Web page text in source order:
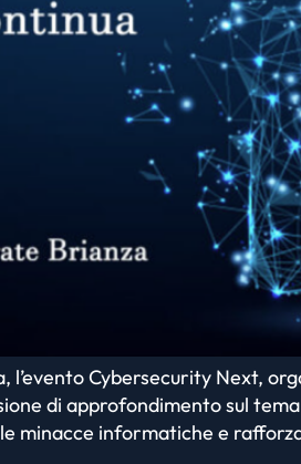
Cybersecurity Next,
di approfondimento sul
minacce informatiche e